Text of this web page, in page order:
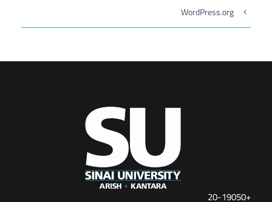
WordPress.org
+20-19050